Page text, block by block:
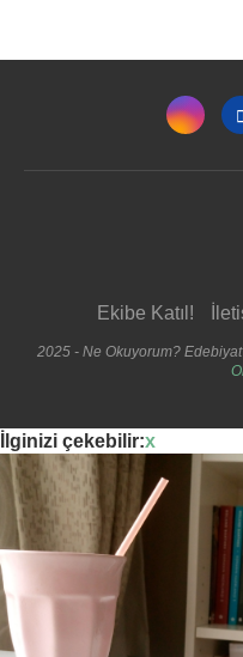
Ekibe Katıl!
2025 - Ne Okuyorum? Edebiyat
İlginizi çekebilir:x